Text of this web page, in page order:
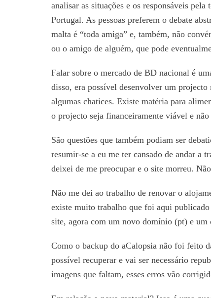
analisar as situações e os responsáveis
Portugal. As pessoas preferem o debate
malta é “toda amiga” e, também, não
ou o amigo de alguém, que pode
Falar sobre o mercado de BD nacional é
disso, era possível desenvolver um
algumas chatices. Existe matéria para
o projecto seja financeiramente viável e
São questões que também podiam ser
resumir-se a eu me ter cansado de andar a
deixei de me preocupar e o site morreu.
Não me dei ao trabalho de renovar o
existe muito trabalho que foi aqui
site, agora com um novo domínio (pt) e um
Como o backup do aCalopsia não foi feito
possível recuperar e vai ser necessário
imagens que faltam, esses erros vão